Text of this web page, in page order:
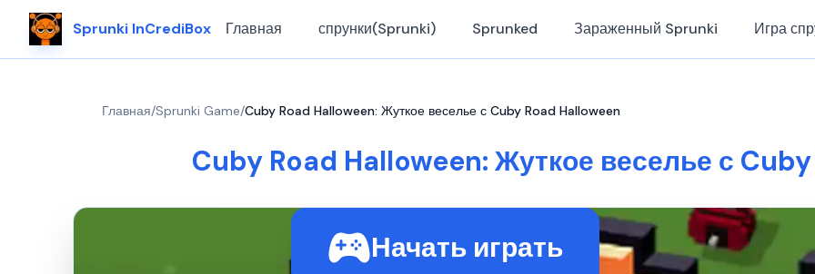
Sprunki InCrediBox Главная спрунки(Sprunki) Sprunked Зараженный Sprunki Игра
Главная/Sprunki Game/Cuby Road Halloween: Жуткое веселье с Cuby Road Halloween
Cuby Road Halloween: Жуткое веселье с
Начать играть